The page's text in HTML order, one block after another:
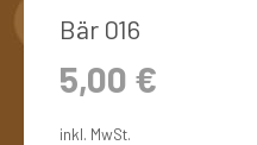
Bär 016
5,00 €
inkl. MwSt.